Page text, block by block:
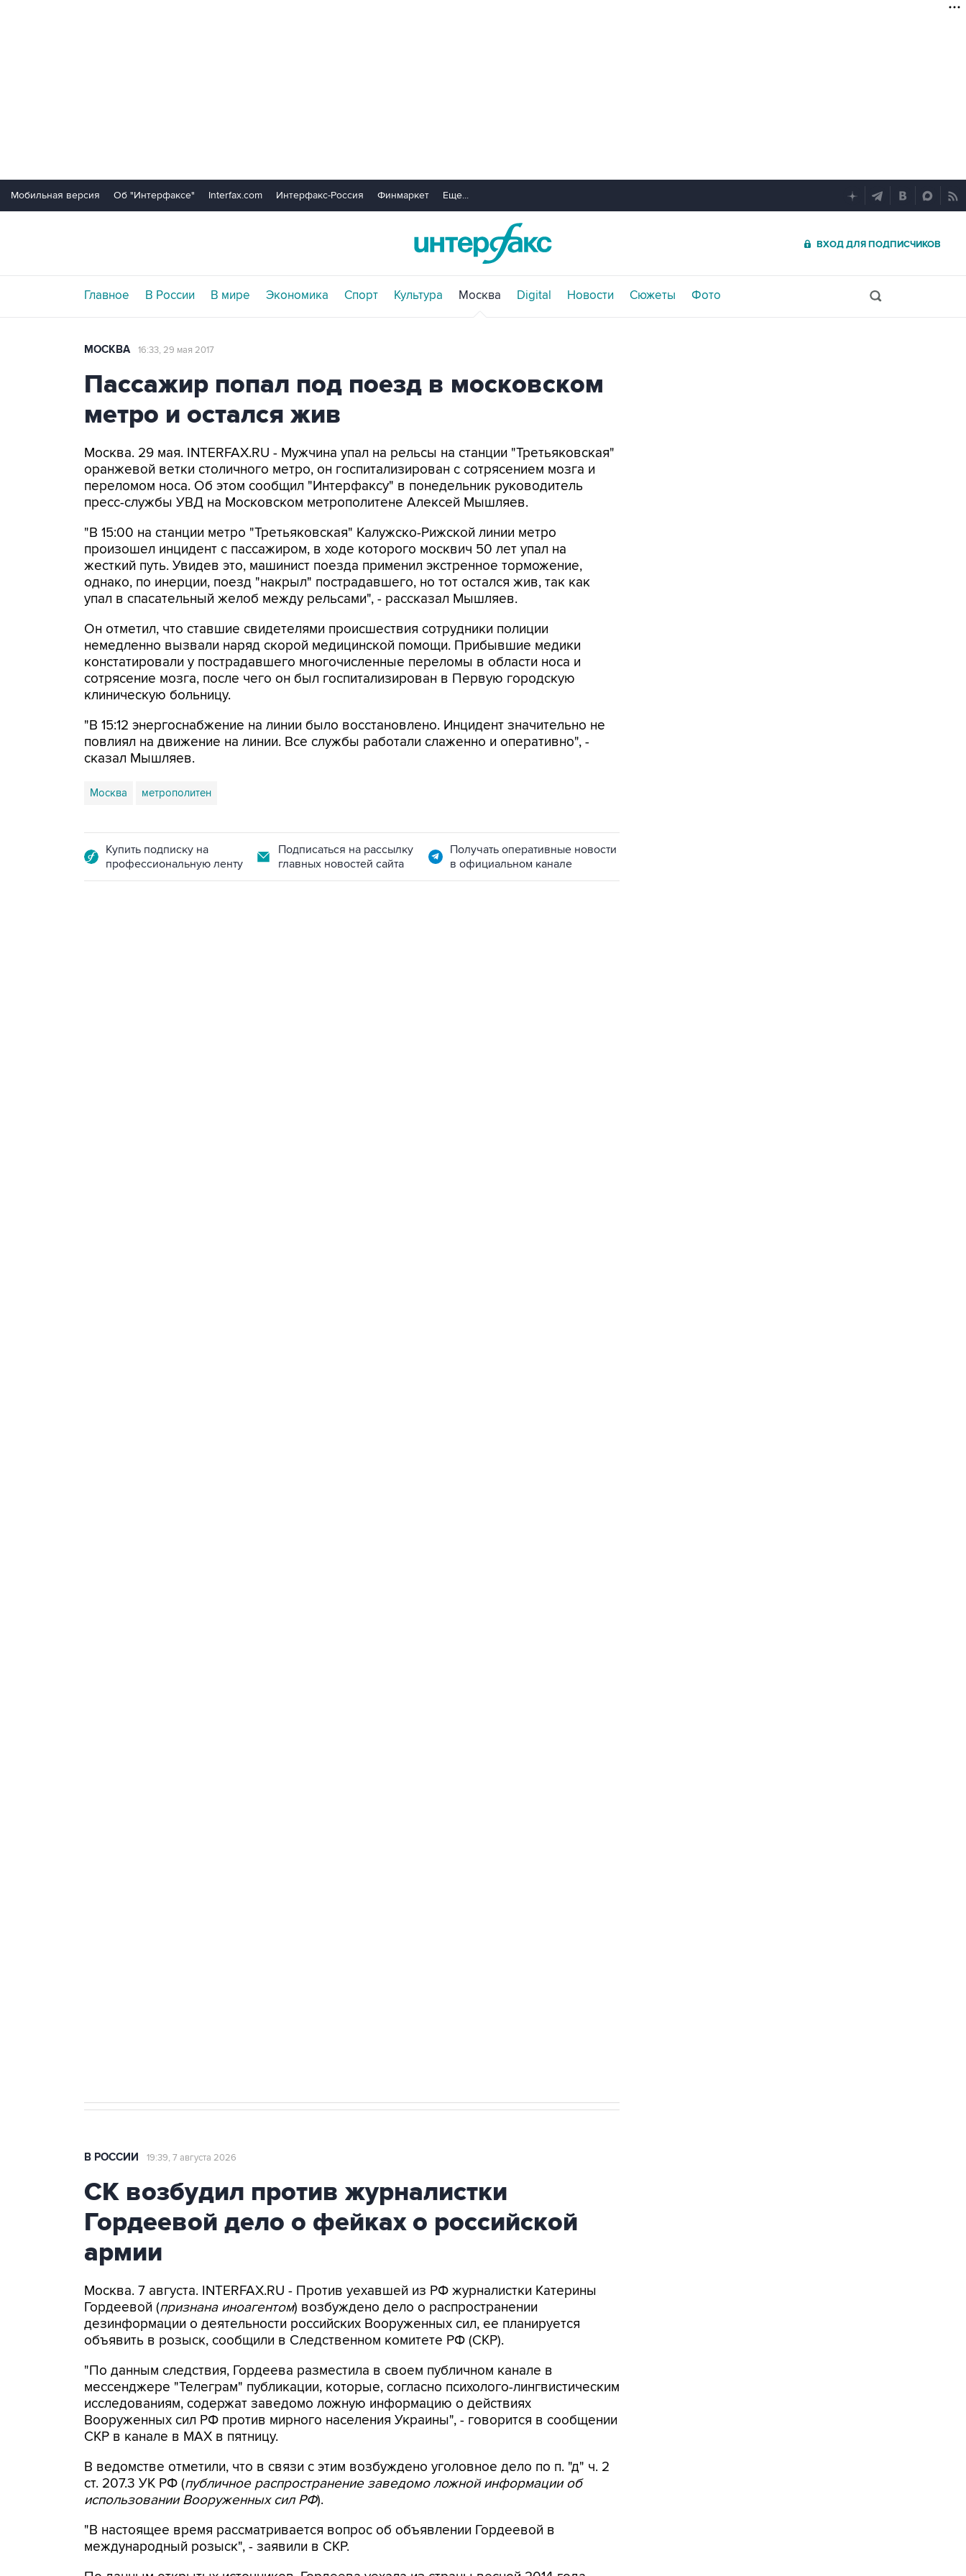
Мобильная версия Об "Интерфаксе" Interfax.com Интерфакс-Россия Финмаркет Еще...
ВХОД ДЛЯ ПОДПИСЧИКОВ
Главное В России В мире Экономика Спорт Культура Москва Digital Новости Сюжеты Фото
МОСКВА 16:33, 29 мая 2017
Пассажир попал под поезд в московском
метро и остался жив
Москва. 29 мая. INTERFAX.RU - Мужчина упал на рельсы на станции "Третьяковская"
оранжевой ветки столичного метро, он госпитализирован с сотрясением мозга и
переломом носа. Об этом сообщил "Интерфаксу" в понедельник руководитель
пресс-службы УВД на Московском метрополитене Алексей Мышляев.
"В 15:00 на станции метро "Третьяковская" Калужско-Рижской линии метро
произошел инцидент с пассажиром, в ходе которого москвич 50 лет упал на
жесткий путь. Увидев это, машинист поезда применил экстренное торможение,
однако, по инерции, поезд "накрыл" пострадавшего, но тот остался жив, так как
упал в спасательный желоб между рельсами", - рассказал Мышляев.
Он отметил, что ставшие свидетелями происшествия сотрудники полиции
немедленно вызвали наряд скорой медицинской помощи. Прибывшие медики
констатировали у пострадавшего многочисленные переломы в области носа и
сотрясение мозга, после чего он был госпитализирован в Первую городскую
клиническую больницу.
"В 15:12 энергоснабжение на линии было восстановлено. Инцидент значительно не
повлиял на движение на линии. Все службы работали слаженно и оперативно", -
сказал Мышляев.
Москва метрополитен
Купить подписку на
профессиональную ленту
Подписаться на рассылку
главных новостей сайта
Получать оперативные новости
в официальном канале
В РОССИИ 19:39, 7 августа 2026
СК возбудил против журналистки
Гордеевой дело о фейках о российской
армии
Москва. 7 августа. INTERFAX.RU - Против уехавшей из РФ журналистки Катерины
Гордеевой (признана иноагентом) возбуждено дело о распространении
дезинформации о деятельности российских Вооруженных сил, ее планируется
объявить в розыск, сообщили в Следственном комитете РФ (СКР).
"По данным следствия, Гордеева разместила в своем публичном канале в
мессенджере "Телеграм" публикации, которые, согласно психолого-лингвистическим
исследованиям, содержат заведомо ложную информацию о действиях
Вооруженных сил РФ против мирного населения Украины", - говорится в сообщении
СКР в канале в MAX в пятницу.
В ведомстве отметили, что в связи с этим возбуждено уголовное дело по п. "д" ч. 2
ст. 207.3 УК РФ (публичное распространение заведомо ложной информации об
использовании Вооруженных сил РФ).
"В настоящее время рассматривается вопрос об объявлении Гордеевой в
международный розыск", - заявили в СКР.